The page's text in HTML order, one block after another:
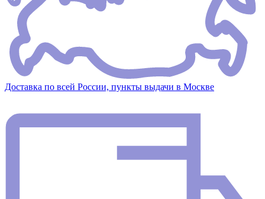
Доставка по всей России, пункты выдачи в Москве